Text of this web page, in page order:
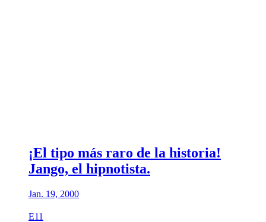
¡El tipo más raro de la historia!
Jango, el hipnotista.
Jan. 19, 2000
E11